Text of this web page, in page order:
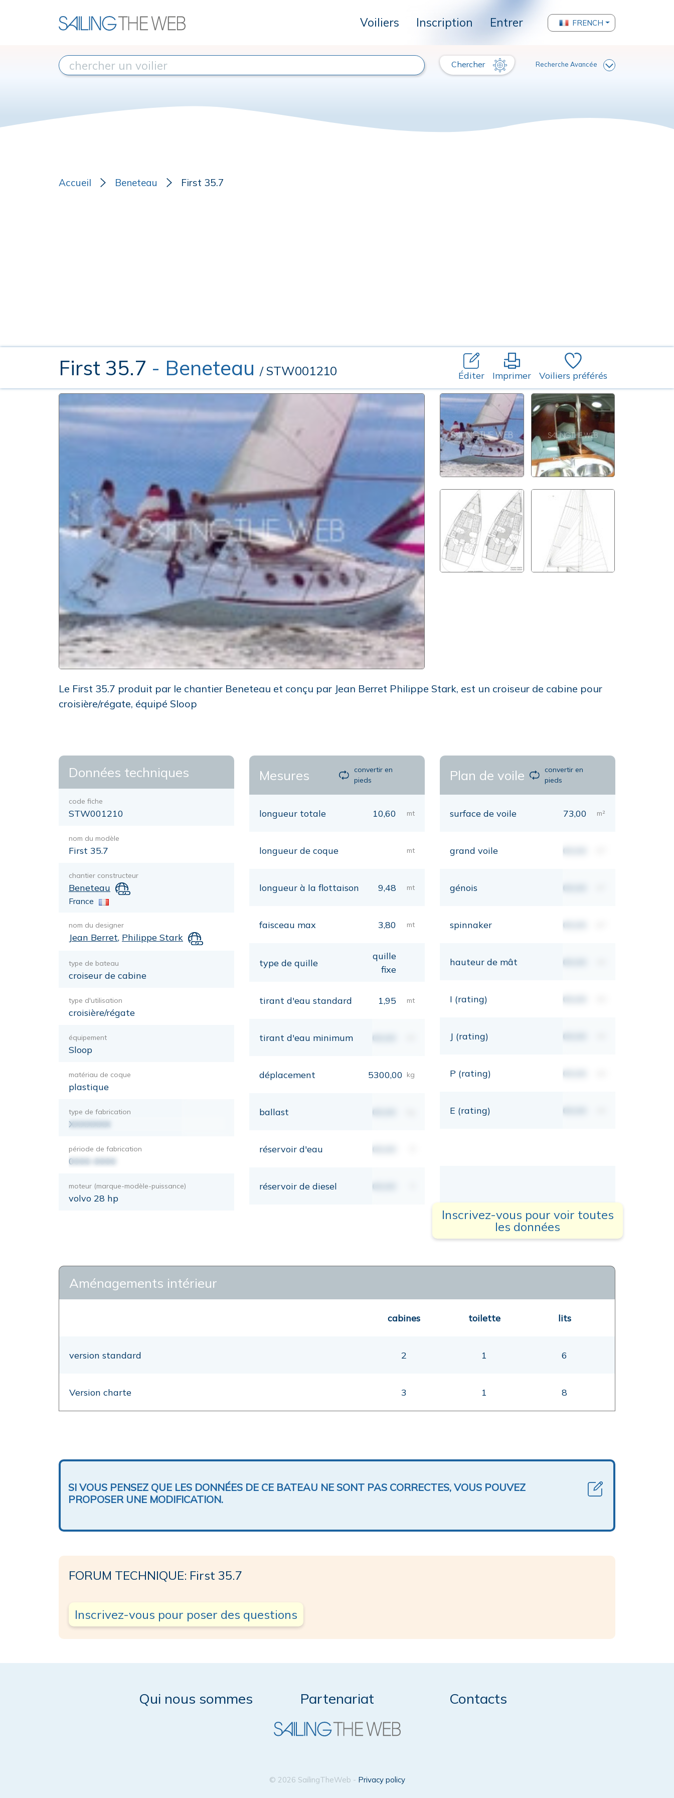
Voiliers Inscription Entrer FRENCH
Chercher Recherche Avancée
Accueil Beneteau First 35.7
First 35.7 - Beneteau / STW001210 Éditer Imprimer Voiliers préférés
Le First 35.7 produit par le chantier Beneteau et conçu par Jean Berret Philippe Stark, est un croiseur de cabine pour
croisière/régate, équipé Sloop
Données techniques
code fiche
STW001210
nom du modèle
First 35.7
chantier constructeur
Beneteau
France
nom du designer
Jean Berret, Philippe Stark
type de bateau
croiseur de cabine
type d'utilisation
croisière/régate
équipement
Sloop
matériau de coque
plastique
type de fabrication
XXXXXXX
période de fabrication
0000-0000
moteur (marque-modèle-puissance)
volvo 28 hp
Mesures
convertir en
pieds
longueur totale 10,60 mt
longueur de coque mt
longueur à la flottaison 9,48 mt
faisceau max 3,80 mt
type de quille
quille
fixe
tirant d'eau standard 1,95 mt
tirant d'eau minimum 00,00
déplacement 5300,00 kg
ballast 00,00
réservoir d'eau 00,00
réservoir de diesel 00,00
Plan de voile
convertir en
pieds
surface de voile 73,00 m²
grand voile 00,00
génois 00,00
spinnaker 00,00
hauteur de mât 00,00
I (rating) 00,00
J (rating) 00,00
P (rating) 00,00
E (rating) 00,00
Inscrivez-vous pour voir toutes
les données
Aménagements intérieur
cabines toilette lits
version standard 2 1 6
Version charte 3 1 8
SI VOUS PENSEZ QUE LES DONNÉES DE CE BATEAU NE SONT PAS CORRECTES, VOUS POUVEZ
PROPOSER UNE MODIFICATION.
FORUM TECHNIQUE: First 35.7
Inscrivez-vous pour poser des questions
Qui nous sommes Partenariat Contacts
© 2026 SailingTheWeb - Privacy policy